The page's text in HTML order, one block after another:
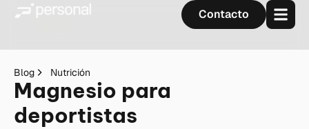
Contacto
Blog Nutrición
Magnesio para
deportistas